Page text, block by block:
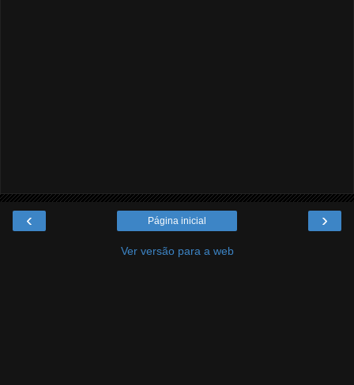
‹ ›
Página inicial
Ver versão para a web